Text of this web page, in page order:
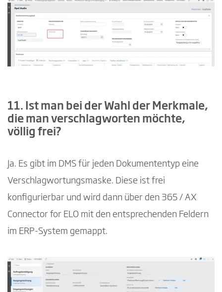
11. Ist man bei der Wahl der Merkmale,
die man verschlagworten möchte,
völlig frei?
Ja. Es gibt im DMS für jeden Dokumententyp eine
Verschlagwortungsmaske. Diese ist frei
konfigurierbar und wird dann über den 365 / AX
Connector for ELO mit den entsprechenden Feldern
im ERP-System gemappt.